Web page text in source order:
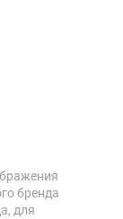
бренда
для